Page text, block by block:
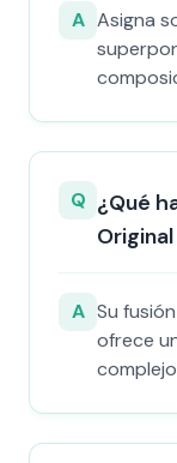
A Asigna
Q ¿Qué
A Su
ofrece